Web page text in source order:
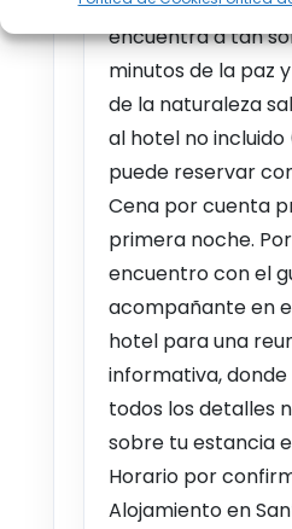
encuentra a tan
minutos de la paz
de la naturaleza
al hotel no
puede reservar
Cena por cuenta
primera noche.
encuentro con el
acompañante en
hotel para una
informativa,
todos los detalles
sobre tu estancia
Horario por
Alojamiento en